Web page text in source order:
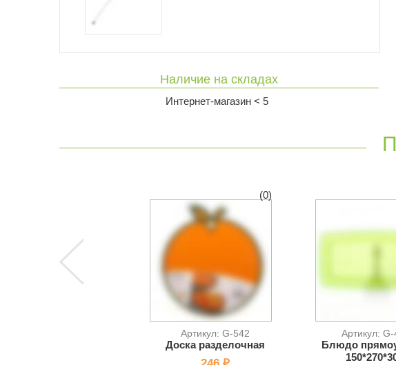
Наличие на складах
Интернет-магазин < 5
(0)
Артикул: G-542
Доска разделочная
Артикул:
Блюдо